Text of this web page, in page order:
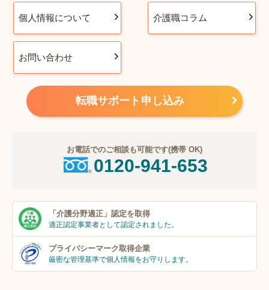
個人情報について 介護職コラム
お問い合わせ
転職サポート申し込み
お電話でのご相談も可能です(携帯 OK)
0120-941-653
「介護分野適正」 認定を取得
適正認定事業者として認定されました。
プライバシーマーク取得企業
厳密な管理基準で個人情報をお守りします。